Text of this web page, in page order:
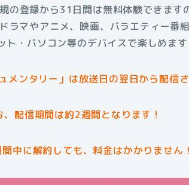
の登録から31日間は無料体験できます
ラマやアニメ、映画、バラエティー番
・パソコン等のデバイスで楽しめます
メンタリー」は放送日の翌日から配信さ
、配信期間は約2週間となります！
中に解約しても、料金はかかりません！